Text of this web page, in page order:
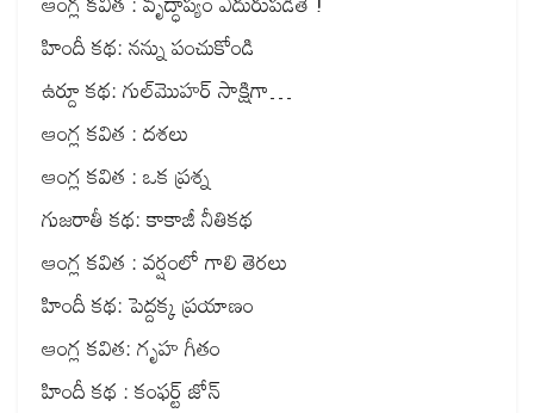
హిందీ కథ: నన్ను పంచుకోండి
ఉర్దూ కథ: గుల్‌మొహర్ సాక్షిగా…
ఆంగ్ల కవిత : దశలు
ఆంగ్ల కవిత : ఒక ప్రశ్న
గుజరాతీ కథ: కాకాజీ నీతికథ
ఆంగ్ల కవిత : వర్షంలో గాలి తెరలు
హిందీ కథ: పెద్దక్క ప్రయాణం
ఆంగ్ల కవిత: గృహ గీతం
హిందీ కథ : కంఫర్ట్ జోన్